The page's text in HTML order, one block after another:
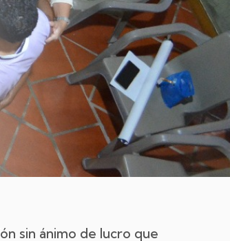
sin ánimo de lucro que